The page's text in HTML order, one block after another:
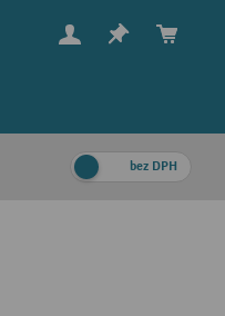
bez DPH